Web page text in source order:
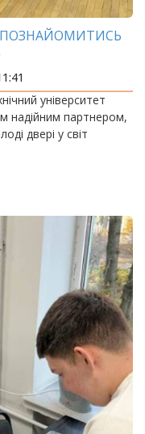
ПОЗНАЙОМИТИСЬ
університет
надійним партнером,
двері у світ